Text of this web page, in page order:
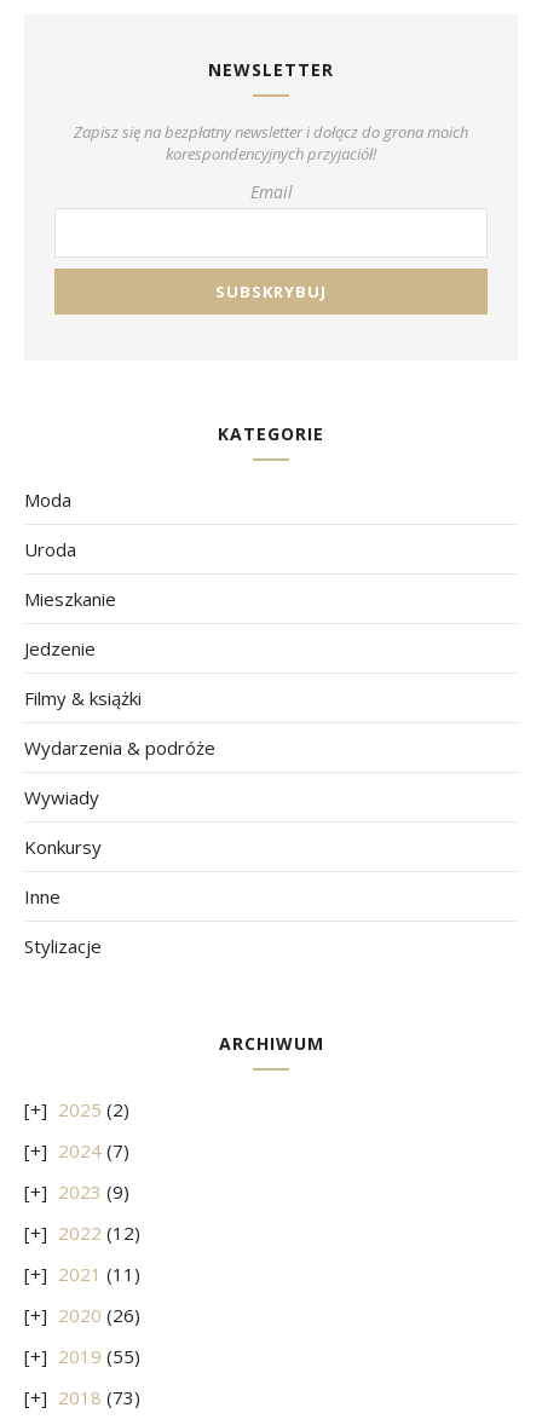
NEWSLETTER
Zapisz się na bezpłatny newsletter i dołącz do grona moich
korespondencyjnych przyjaciół!
Email
KATEGORIE
Moda
Uroda
Mieszkanie
Jedzenie
Filmy & książki
Wydarzenia & podróże
Wywiady
Konkursy
Inne
Stylizacje
ARCHIWUM
2025 (2)
2024 (7)
2023 (9)
2022 (12)
2021 (11)
2020 (26)
2019 (55)
2018 (73)